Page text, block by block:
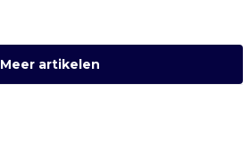
Meer artikelen